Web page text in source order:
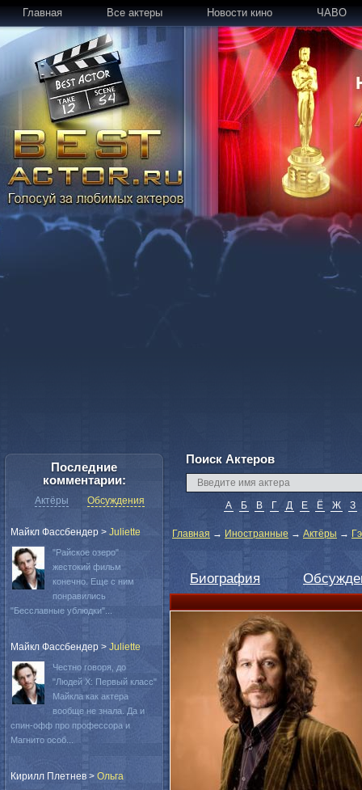
Главная Все актеры Новости кино ЧАВО
Поиск Актеров
А Б В Г Д Е Ё Ж З
Главная → Иностранные → Актёры →
Биография
Последние
комментарии:
Актёры Обсуждения
Майкл Фассбендер > Juliette
"Райское озеро"
жестокий фильм
конечно. Еще с ним
понравились
"Бесславные ублюдки"...
Майкл Фассбендер > Juliette
Честно говоря, до
"Людей Х: Первый класс"
Майкла как актера
вообще не знала. Да и
спин-офф про профессора и
Магнито особ...
Кирилл Плетнев > Oльга